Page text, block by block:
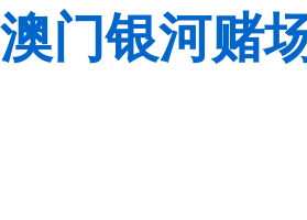
澳门银河赌